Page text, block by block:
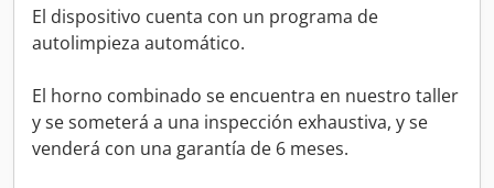
El dispositivo cuenta con un programa de
autolimpieza automático.
El horno combinado se encuentra en nuestro taller
y se someterá a una inspección exhaustiva, y se
venderá con una garantía de 6 meses.